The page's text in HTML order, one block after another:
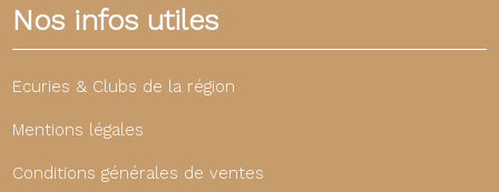
Nos infos utiles
Ecuries & Clubs de la région
Mentions légales
Conditions générales de ventes